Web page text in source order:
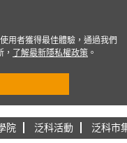
院 泛科活動 泛科市
用者獲得最佳體驗，通過我們
了解最新隱私權政策 。